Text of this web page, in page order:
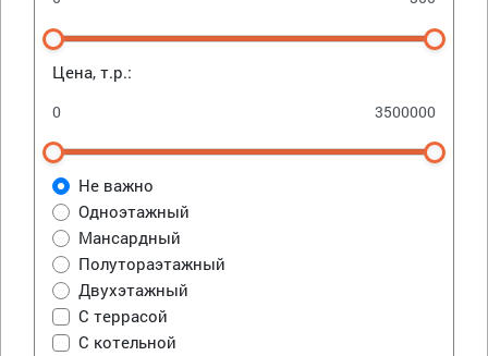
Цена, т.р.:
Не важно
Одноэтажный
Мансардный
Полутораэтажный
Двухэтажный
С террасой
С котельной